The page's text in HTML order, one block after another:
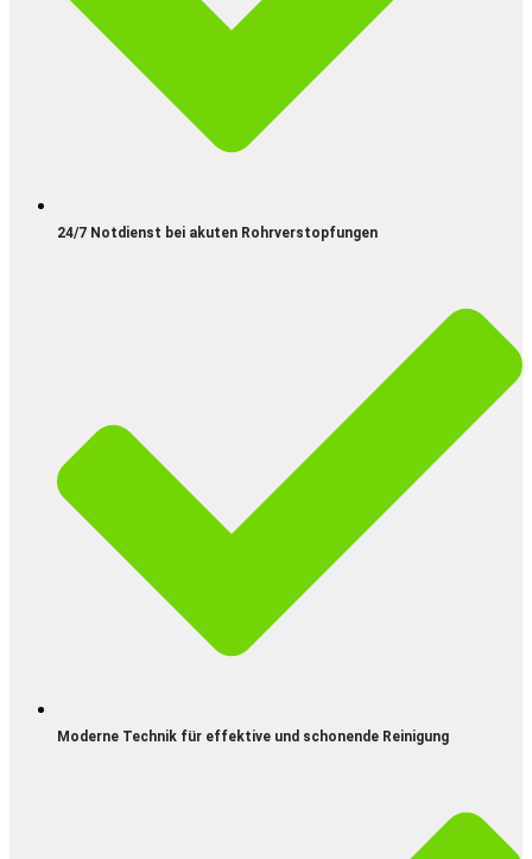
24/7 Notdienst bei akuten Rohrverstopfungen
Moderne Technik für effektive und schonende Reinigung